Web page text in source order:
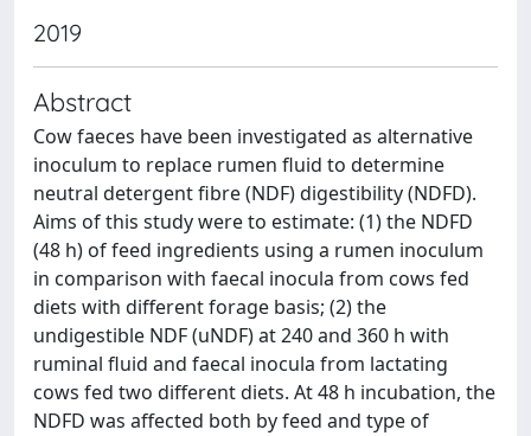
2019
Abstract
Cow faeces have been investigated as alternative
inoculum to replace rumen fluid to determine
neutral detergent fibre (NDF) digestibility (NDFD).
Aims of this study were to estimate: (1) the NDFD
(48 h) of feed ingredients using a rumen inoculum
in comparison with faecal inocula from cows fed
diets with different forage basis; (2) the
undigestible NDF (uNDF) at 240 and 360 h with
ruminal fluid and faecal inocula from lactating
cows fed two different diets. At 48 h incubation, the
NDFD was affected both by feed and type of